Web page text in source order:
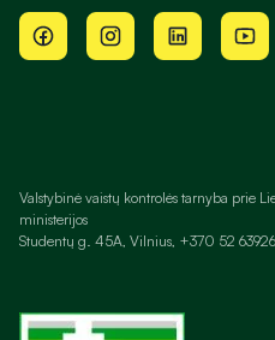
Valstybinė vaistų kontrolės tarnyba prie
ministerijos
Studentų g. 45A, Vilnius, +370 52